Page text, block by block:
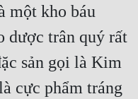
một kho báu
dược trân quý rất
sản gọi là Kim
cực phẩm tráng